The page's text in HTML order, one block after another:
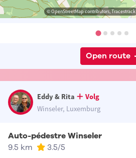
© OpenStreetMap contributors, Tracestrack
Open route
Eddy & Rita
Volg
Winseler, Luxemburg
Auto-pédestre Winseler
9.5 km 3.5/5